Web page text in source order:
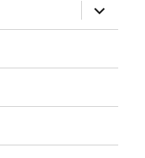
확
장
위
메
장